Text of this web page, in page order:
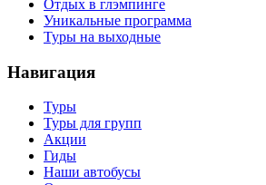
Отдых в глэмпинге
Уникальные программа
Туры на выходные
Навигация
Туры
Туры для групп
Акции
Гиды
Наши автобусы